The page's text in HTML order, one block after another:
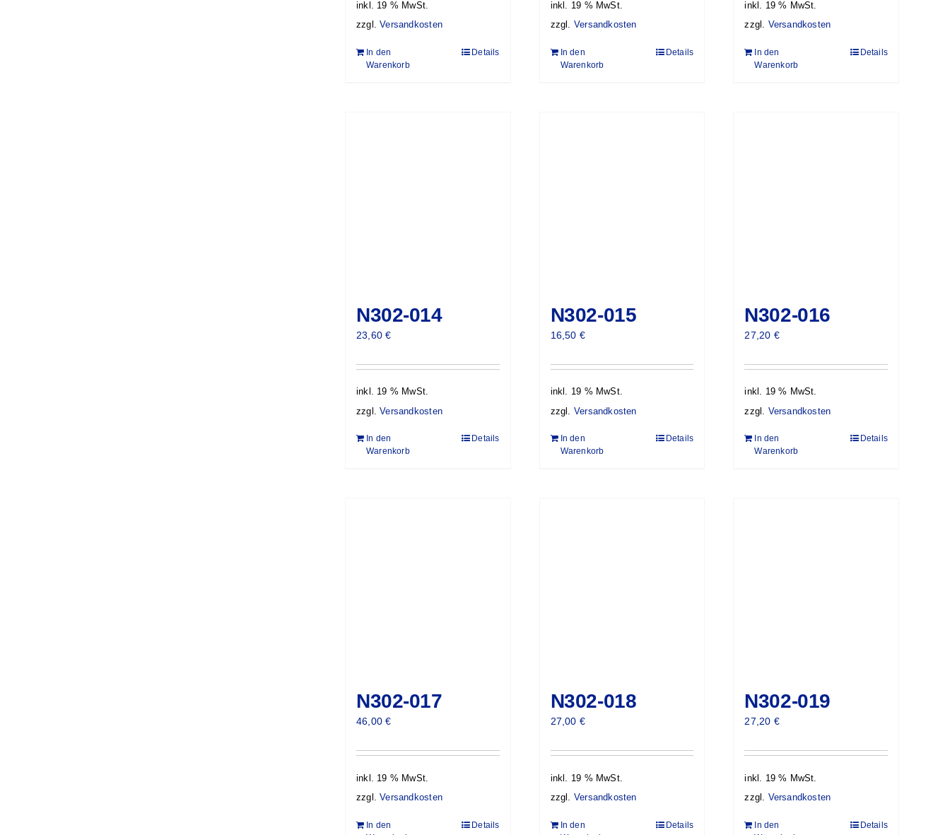
inkl. 19 % MwSt.
zzgl.Versandkosten
In den
Warenkorb
Details
inkl. 19 % MwSt.
zzgl. Versandkosten
In den
Warenkorb
Details
inkl. 19 % MwSt.
zzgl. Versandkosten
In den
Warenkorb
Details
N302-014
23,60€
inkl. 19 % MwSt.
zzgl.Versandkosten
In den
Warenkorb
Details
N302-015
16,50 €
inkl. 19 % MwSt.
zzgl. Versandkosten
In den
Warenkorb
Details
N302-016
27,20 €
inkl. 19 % MwSt.
zzgl. Versandkosten
In den
Warenkorb
Details
N302-017
46,00€
inkl. 19 % MwSt.
zzgl.Versandkosten
In den
Details
N302-018
27,00 €
inkl. 19 % MwSt.
zzgl. Versandkosten
In den
Details
N302-019
27,20 €
inkl. 19 % MwSt.
zzgl. Versandkosten
In den
Details